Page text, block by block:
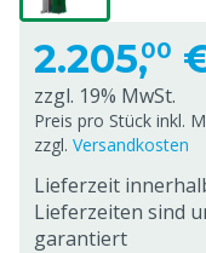
2.205,00
zzgl. 19% MwSt.
Preis pro Stück inkl.
zzgl. Versandkosten
Lieferzeit
Lieferzeiten sind
garantiert